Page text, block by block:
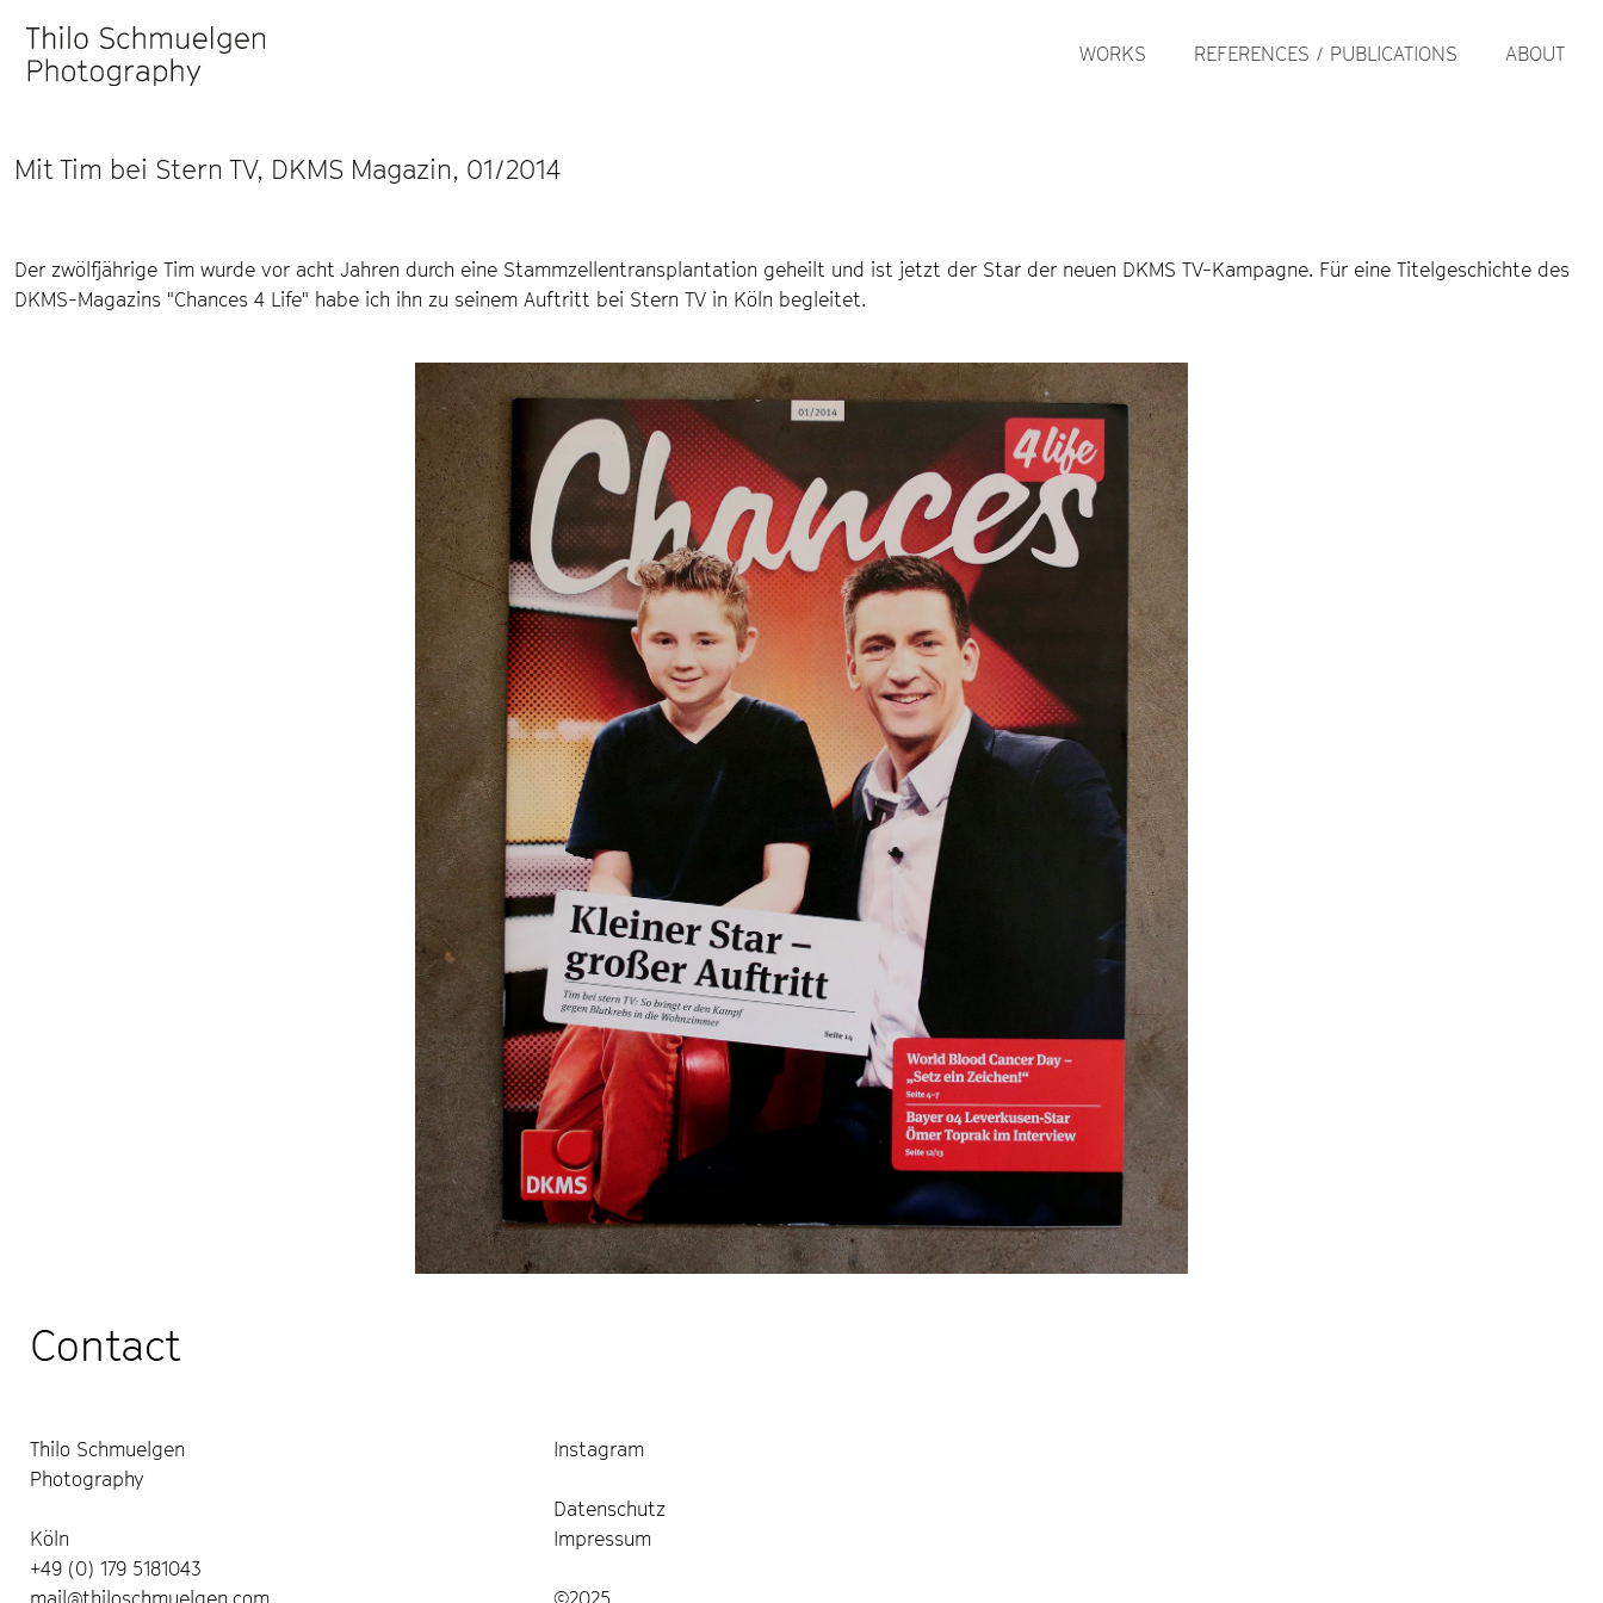
WORKS REFERENCES / PUBLICATIONS ABOUT
Mit Tim bei Stern TV, DKMS Magazin, 01/2014
Der zwölfjährige Tim wurde vor acht Jahren durch eine Stammzellentransplantation geheilt und ist jetzt der Star der neuen DKMS TV-Kampagne. Für eine Titelgeschichte des
DKMS-Magazins "Chances 4 Life" habe ich ihn zu seinem Auftritt bei Stern TV in Köln begleitet.
Contact
Thilo Schmuelgen
Photography
Köln
+49 (0) 179 5181043
mail@thiloschmuelgen.com
Instagram
Datenschutz
Impressum
©2025